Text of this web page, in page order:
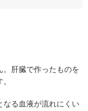
。肝臓で作ったものを
なる血液が流れにくい